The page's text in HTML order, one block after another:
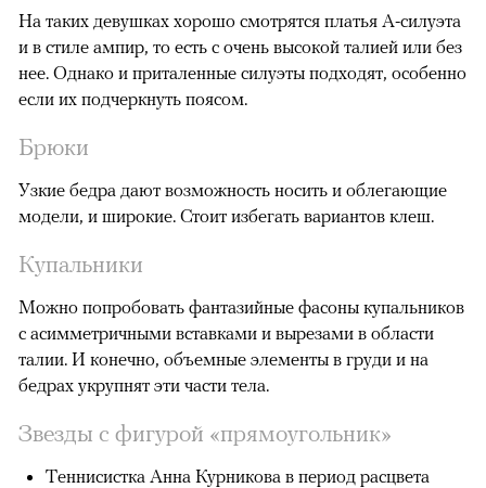
На таких девушках хорошо смотрятся платья А-силуэта
и в стиле ампир, то есть с очень высокой талией или без
нее. Однако и приталенные силуэты подходят, особенно
если их подчеркнуть поясом.
Брюки
Узкие бедра дают возможность носить и облегающие
модели, и широкие. Стоит избегать вариантов клеш.
Купальники
Можно попробовать фантазийные фасоны купальников
с асимметричными вставками и вырезами в области
талии. И конечно, объемные элементы в груди и на
бедрах укрупнят эти части тела.
Звезды с фигурой «прямоугольник»
Теннисистка Анна Курникова в период расцвета